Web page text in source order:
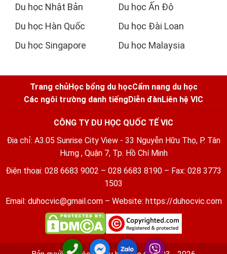
Du học Nhật Bản
Du học Hàn Quốc
Du học Singapore
Du học Ấn Độ
Du học Đài Loan
Du học Malaysia
Trang chủHọc bổng du họcCẩm nang du học
Các ngôi trường danh tiếng Diễn đànLiên hệ VIC
CÔNG TY DU HỌC QUỐC TẾ VIC
Địa chỉ: A3.05 Sunrise City View - 33 Nguyễn Hữu Thọ, P. Tân
Hưng , Quận 7, Tp. Hồ Chí Minh
Điện thoại: 028 6683 9002 – 028 6683 8190 – Fax: 028 3773
1503
Email: duhocvic@gmail.com– Website: https://duhocvic.com